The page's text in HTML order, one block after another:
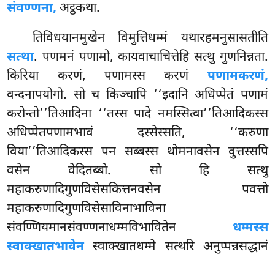
संवण्णना, अट्ठकथा.
तिविधयानमुखेन विमुत्तिधम्मं यथारहमनुसासतीति
सत्था. पणमनं पणामो, कायवाचाचित्तेहि सत्थु गुणनिन्नता.
किरिया करणं, पणामस्स करणं पणामकरणं,
वन्दनापयोगो. सो च किञ्चापि ‘‘इदानि अधिप्पेतं पणामं
करोन्तो’’तिआदिना ‘‘तस्स पादे नमस्सित्वा’’तिआदिकस्स
अधिप्पेतपणामभावं दस्सेस्सति, ‘‘करुणा
विया’’तिआदिकस्स पन सब्बस्स थोमनावसेन वुत्तस्सपि
वसेन वेदितब्बो. सो हि सत्थु
महाकरुणादिगुणविसेसकित्तनवसेन पवत्तो
महाकरुणादिगुणविसेसाविनाभाविना
संवण्णियमानसंवण्णनाधम्मविभावितेन धम्मस्स
स्वाक्खातभावेनस्वाक्खातधम्मे सत्थरि अनुप्पन्नसद्धानं